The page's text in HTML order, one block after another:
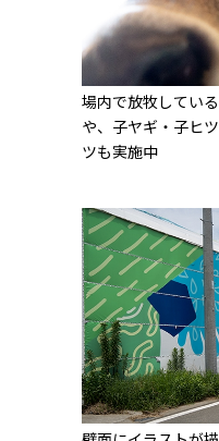
場内で放牧してい
や、子ヤギ・子ヒ
ツも実施中